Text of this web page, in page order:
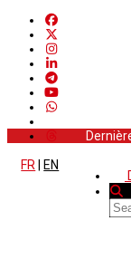
FR
EN